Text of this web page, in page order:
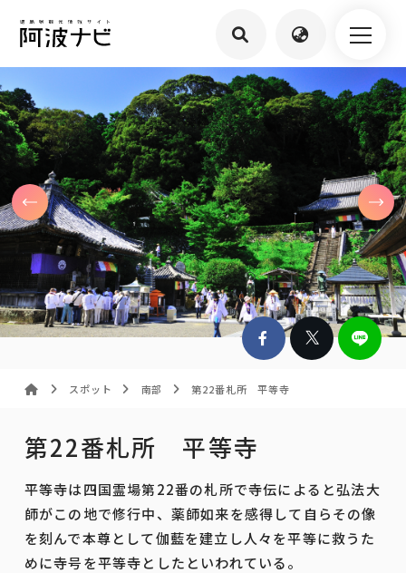
スポット 南部 第22番札所 平等寺
第22番札所 平等寺
平等寺は四国霊場第22番の札所で寺伝によると弘法大
師がこの地で修行中、薬師如来を感得して自らその像
を刻んで本尊として伽藍を建立し人々を平等に救うた
めに寺号を平等寺としたといわれている。